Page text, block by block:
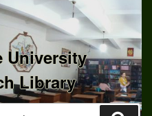
University
Library